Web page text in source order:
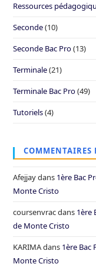
Ressources
Seconde(10)
Seconde Bac Pro(13)
Terminale(21)
Terminale Bac Pro(49)
Tutoriels(4)
COMMENTAIRES
Afejjaydans 1ère Bac
Monte Cristo
coursenvracdans 1ère
de Monte Cristo
KARIMAdans 1ère Bac
Monte Cristo